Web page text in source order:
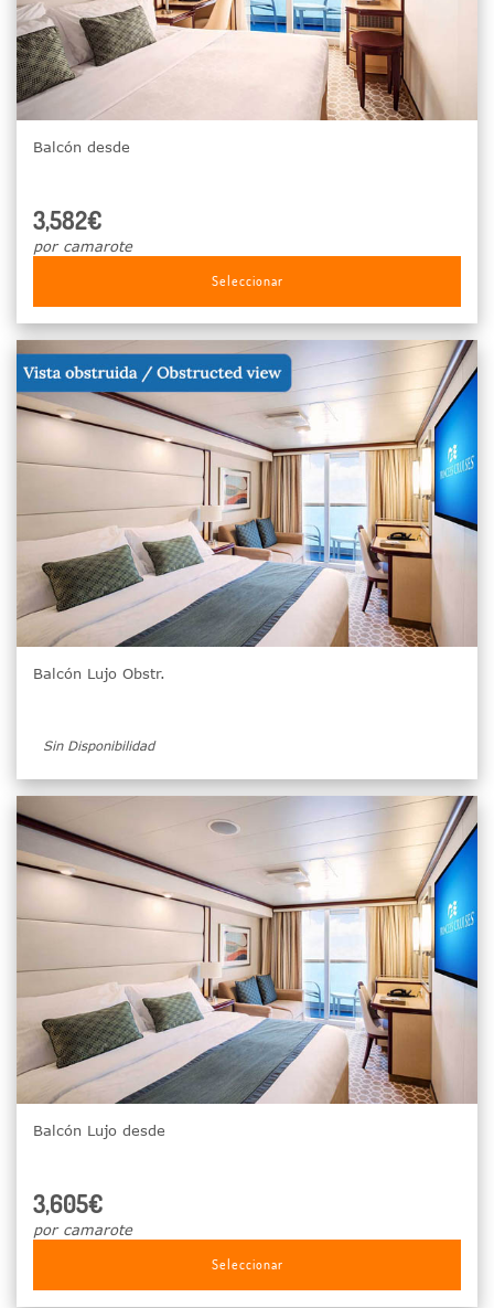
Balcón desde
3,582€
por camarote
Seleccionar
Balcón Lujo Obstr.
Sin Disponibilidad
Balcón Lujo desde
3,605€
por camarote
Seleccionar